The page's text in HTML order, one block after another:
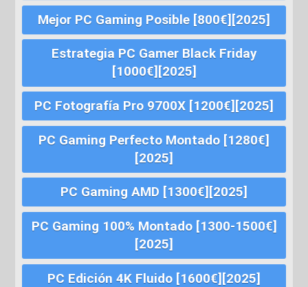
Mejor PC Gaming Posible [800€][2025]
Estrategia PC Gamer Black Friday
[1000€][2025]
PC Fotografía Pro 9700X [1200€][2025]
PC Gaming Perfecto Montado [1280€]
[2025]
PC Gaming AMD [1300€][2025]
PC Gaming 100% Montado [1300-1500€]
[2025]
PC Edición 4K Fluido [1600€][2025]